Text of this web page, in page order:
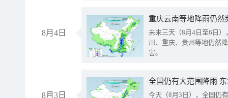
8月4日
重庆云南等地降雨仍然
未来三天（8月4日至6日
川、重庆、贵州等地仍然
害。
8月3日
全国仍有大范围降雨
今天（8月3日），全国仍